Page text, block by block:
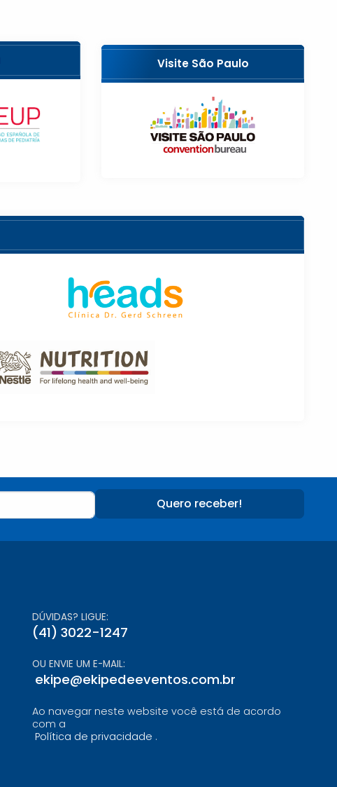
Visite São Paulo
Quero receber!
DÚVIDAS? LIGUE:
(41) 3022-1247
OU ENVIE UM E-MAIL:
ekipe@ekipedeeventos.com.br
Ao navegar neste website você está de acordo
com a
Política de privacidade .